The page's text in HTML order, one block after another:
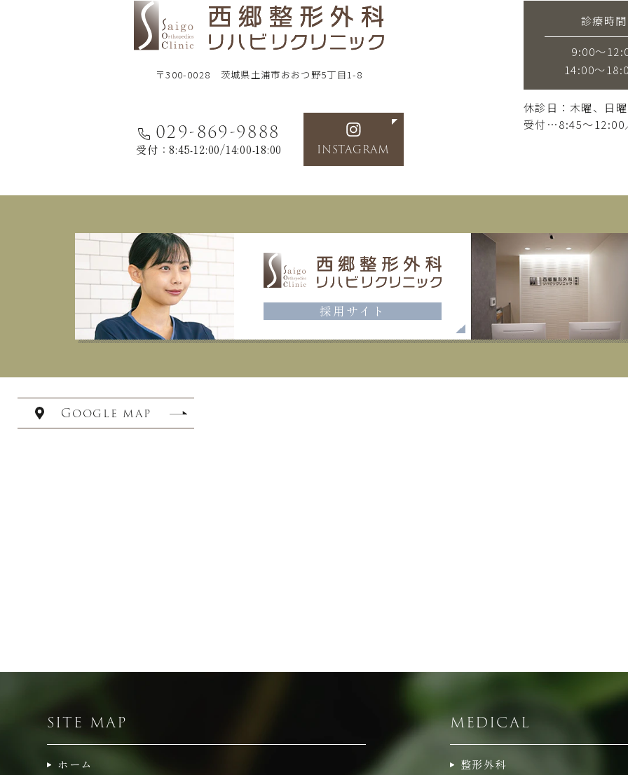
〒300-0028 茨城県土浦市おおつ野5丁目1-8
029-869-9888
受付：8:45-12:00/14:00-18:00 INSTAGRAM
診療時間
9:00～
14:00～
休診日：木曜、日
受付…8:45〜12:00
採用サイト
Google map
SITE MAP
ホーム
MEDICAL
整形外科